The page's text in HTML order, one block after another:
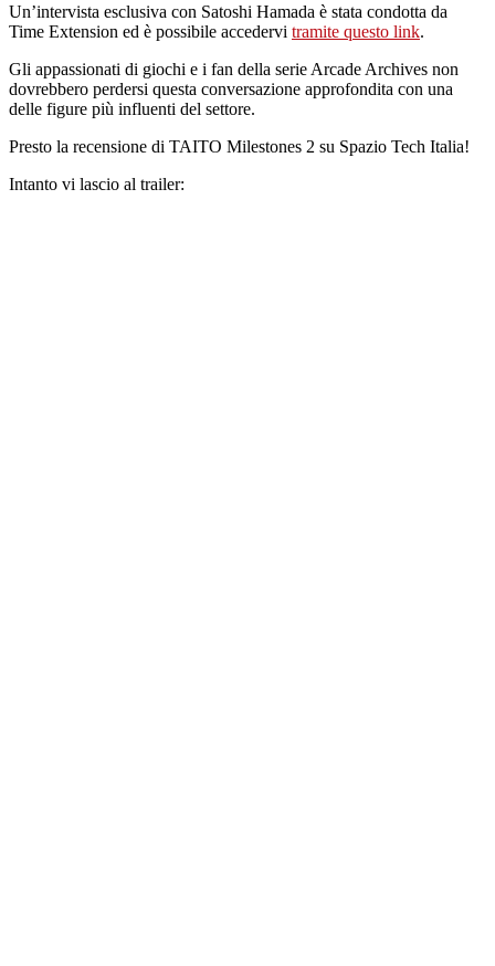
Un’intervista esclusiva con Satoshi Hamada è stata condotta da
Time Extension ed è possibile accedervi tramite questo link.
Gli appassionati di giochi e i fan della serie Arcade Archives non
dovrebbero perdersi questa conversazione approfondita con una
delle figure più influenti del settore.
Presto la recensione di TAITO Milestones 2 su Spazio Tech Italia!
Intanto vi lascio al trailer: